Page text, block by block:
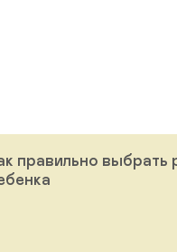
правильно выбрать